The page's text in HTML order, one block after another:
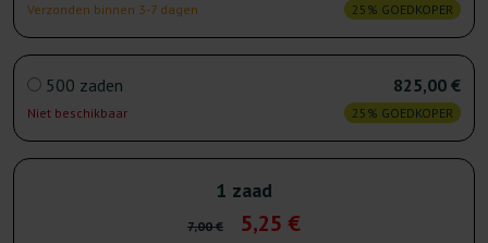
Verzonden binnen 3-7 dagen 25% GOEDKOPER
500 zaden
Niet beschikbaar
825,00 €
25% GOEDKOPER
1 zaad
7,00 € 5,25 €